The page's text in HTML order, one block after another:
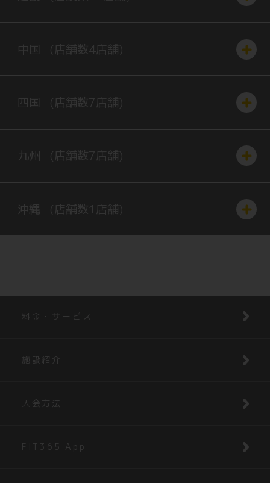
中国 (店舗数4店舗)
四国 (店舗数7店舗)
九州 (店舗数7店舗)
沖縄 (店舗数 1 店舗)
料金・サービス
施設紹介
入会方法
FIT365 App